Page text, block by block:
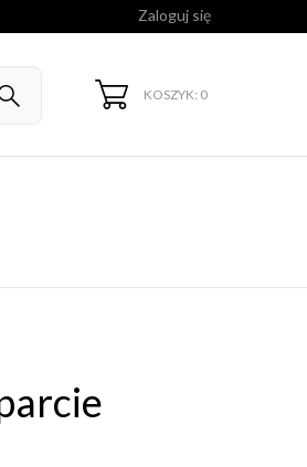
Zaloguj się
KOSZYK: 0